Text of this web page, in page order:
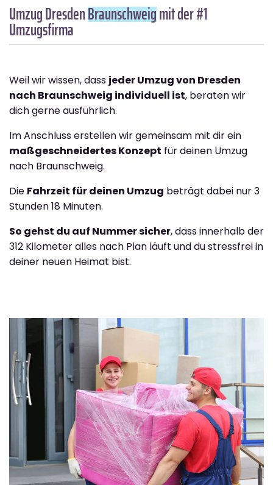
Umzug DresdenBraunschweigmit der #1
Umzugsfirma
Weil wir wissen, dass jeder Umzug von Dresden
nach Braunschweig individuell ist, beraten wir
dich gerne ausführlich.
Im Anschluss erstellen wir gemeinsam mit dir ein
maßgeschneidertes Konzept für deinen Umzug
nach Braunschweig.
Die Fahrzeit für deinen Umzug beträgt dabei nur 3
Stunden 18 Minuten.
So gehst du auf Nummer sicher, dass innerhalb der
312 Kilometer alles nach Plan läuft und du stressfrei in
deiner neuen Heimat bist.